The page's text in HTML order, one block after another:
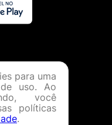
para uma
uso. Ao
você
políticas
.